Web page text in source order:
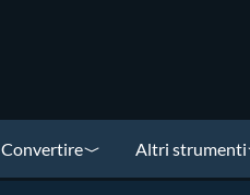
Convertire Altri strumenti